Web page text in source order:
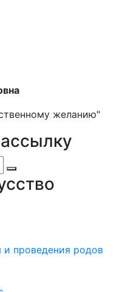
желанию"
проведения родов